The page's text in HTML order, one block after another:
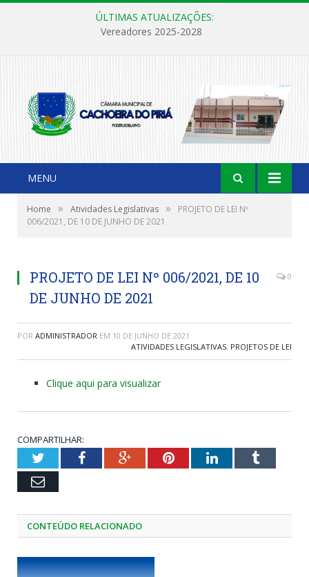
ÚLTIMAS ATUALIZAÇÕES:
Vereadores 2025-2028
MENU
Home » Atividades Legislativas »
PROJETO DE LEI Nº
006/2021, DE 10 DE JUNHO DE 2021
PROJETO DE LEI Nº 006/2021, DE 10
DE JUNHO DE 2021
0
POR ADMINISTRADOR EM 10 DE JUNHO DE 2021
ATIVIDADES LEGISLATIVAS, PROJETOS DE LEI
Clique aqui para visualizar
COMPARTILHAR:
TwitterFacebookGoogle+PinterestLinkedInTumblr
Email
CONTEÚDO RELACIONADO